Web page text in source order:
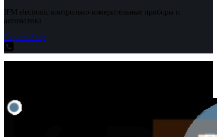
IFM electronic контрольно-измерительные приборы и
автоматика
Explore Shop